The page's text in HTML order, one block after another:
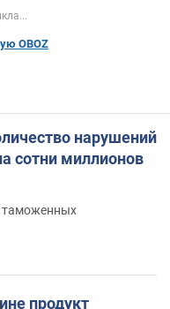
OBOZ
нарушений
сотни миллионов
таможенных
продукт